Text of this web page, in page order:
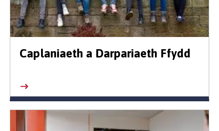
Caplaniaeth a Darpariaeth Ffydd